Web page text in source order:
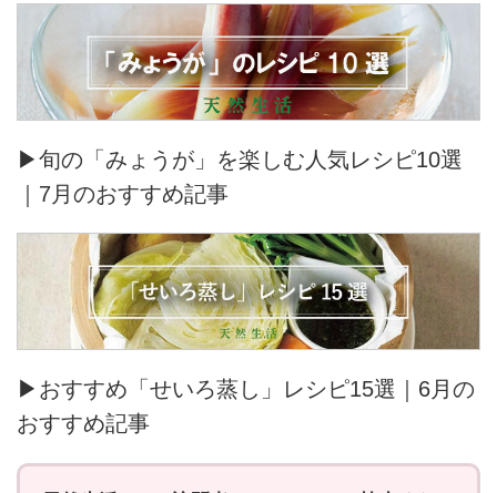
▶旬の「みょうが」を楽しむ人気レシピ10選
｜7月のおすすめ記事
▶おすすめ「せいろ蒸し」レシピ15選｜6月の
おすすめ記事